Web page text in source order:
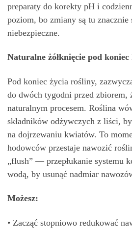
preparaty do korekty pH i
poziom, bo zmiany są tu znacznie
niebezpieczne.
Naturalne żółknięcie pod
Pod koniec życia rośliny,
do dwóch tygodni przed zbiorem,
naturalnym procesem. Roślina
składników odżywczych z liści,
na dojrzewaniu kwiatów. To
hodowców przestaje nawozić
„flush” — przepłukanie systemu
wodą, by usunąć nadmiar
Możesz:
• Zacząć stopniowo redukować